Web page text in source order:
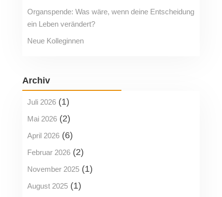
Organspende: Was wäre, wenn deine Entscheidung
ein Leben verändert?
Neue Kolleginnen
Archiv
Juli 2026(1)
Mai 2026(2)
April 2026(6)
Februar 2026(2)
November 2025(1)
August 2025(1)